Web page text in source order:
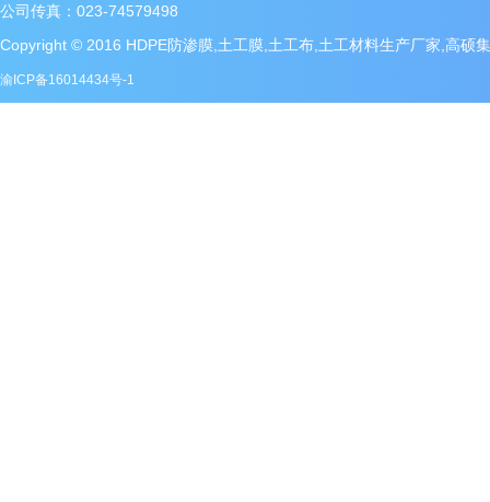
公司传真：023-74579498
Copyright © 2016 HDPE防渗膜,土工膜,土工布,土工材料生产厂家,高硕
渝ICP备16014434号-1